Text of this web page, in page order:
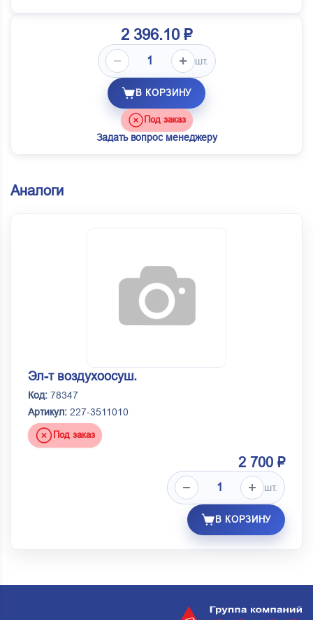
2 396.10 ₽
шт.
В КОРЗИНУ
Под заказ
Задать вопрос менеджеру
Аналоги
Эл-т воздухоосуш.
Код: 78347
Артикул: 227-3511010
Под заказ
2 700 ₽
шт.
В КОРЗИНУ